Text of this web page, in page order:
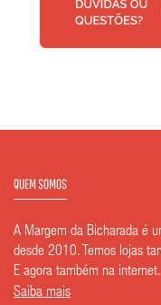
QUEM SOMOS
A Margem da Bicharada é
desde 2010. Temos lojas
E agora também na internet.
Saiba mais